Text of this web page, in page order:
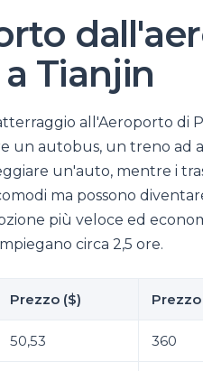
Tianjin
all'Aeroporto di
un autobus, un treno ad
un'auto, mentre i
ma possono
più veloce ed
circa 2,5 ore.
Prezzo ($) Prezzo
50,53 360